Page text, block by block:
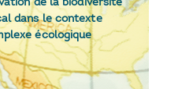
dans le contexte
écologique